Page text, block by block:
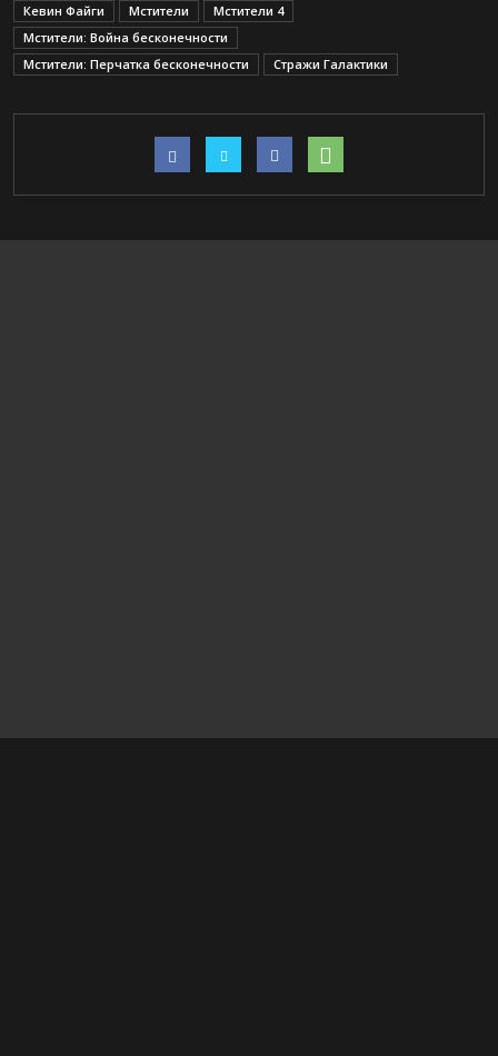
Кевин Файги
Мстители
Мстители 4
Мстители: Война бесконечности
Мстители: Перчатка бесконечности
Стражи Галактики